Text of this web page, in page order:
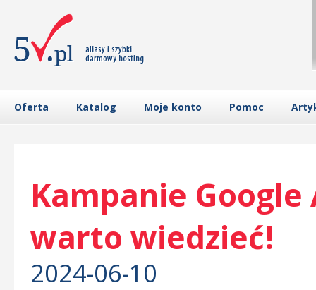
Oferta Katalog Moje konto Pomoc
Kampanie
warto wiedzieć!
2024-06-10